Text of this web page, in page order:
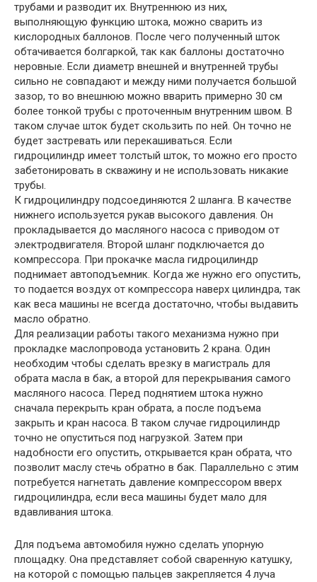
трубами и разводит их. Внутреннюю из них,
выполняющую функцию штока, можно сварить из
кислородных баллонов. После чего полученный шток
обтачивается болгаркой, так как баллоны достаточно
неровные. Если диаметр внешней и внутренней трубы
сильно не совпадают и между ними получается большой
зазор, то во внешнюю можно вварить примерно 30 см
более тонкой трубы с проточенным внутренним швом. В
таком случае шток будет скользить по ней. Он точно не
будет застревать или перекашиваться. Если
гидроцилиндр имеет толстый шток, то можно его просто
забетонировать в скважину и не использовать никакие
трубы.
К гидроцилиндру подсоединяются 2 шланга. В качестве
нижнего используется рукав высокого давления. Он
прокладывается до масляного насоса с приводом от
электродвигателя. Второй шланг подключается до
компрессора. При прокачке масла гидроцилиндр
поднимает автоподъемник. Когда же нужно его опустить,
то подается воздух от компрессора наверх цилиндра, так
как веса машины не всегда достаточно, чтобы выдавить
масло обратно.
Для реализации работы такого механизма нужно при
прокладке маслопровода установить 2 крана. Один
необходим чтобы сделать врезку в магистраль для
обрата масла в бак, а второй для перекрывания самого
масляного насоса. Перед поднятием штока нужно
сначала перекрыть кран обрата, а после подъема
закрыть и кран насоса. В таком случае гидроцилиндр
точно не опуститься под нагрузкой. Затем при
надобности его опустить, открывается кран обрата, что
позволит маслу стечь обратно в бак. Параллельно с этим
потребуется нагнетать давление компрессором вверх
гидроцилиндра, если веса машины будет мало для
вдавливания штока.
Для подъема автомобиля нужно сделать упорную
площадку. Она представляет собой сваренную катушку,
на которой с помощью пальцев закрепляется 4 луча